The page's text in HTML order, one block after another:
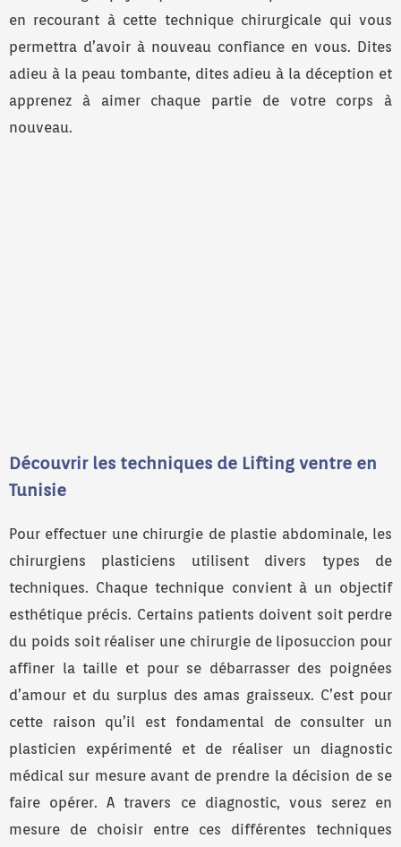
en recourant à cette technique chirurgicale qui vous
permettra d’avoir à nouveau confiance en vous. Dites
adieu à la peau tombante, dites adieu à la déception et
apprenez à aimer chaque partie de votre corps à
nouveau.
Découvrir les techniques de Lifting ventre en
Tunisie
Pour effectuer une chirurgie de plastie abdominale, les
chirurgiens plasticiens utilisent divers types de
techniques. Chaque technique convient à un objectif
esthétique précis. Certains patients doivent soit perdre
du poids soit réaliser une chirurgie de liposuccion pour
affiner la taille et pour se débarrasser des poignées
d’amour et du surplus des amas graisseux. C’est pour
cette raison qu’il est fondamental de consulter un
plasticien expérimenté et de réaliser un diagnostic
médical sur mesure avant de prendre la décision de se
faire opérer. A travers ce diagnostic, vous serez en
mesure de choisir entre ces différentes techniques